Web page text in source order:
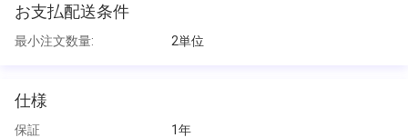
お支払配送条件
最小注文数量: 2単位
仕様
保証
1年